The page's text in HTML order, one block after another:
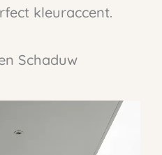
kleuraccent.
Schaduw